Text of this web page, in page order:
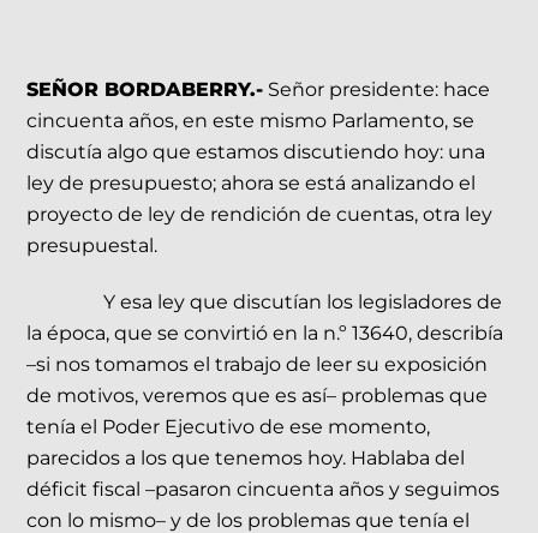
SEÑOR BORDABERRY.- Señor presidente: hace
cincuenta años, en este mismo Parlamento, se
discutía algo que estamos discutiendo hoy: una
ley de presupuesto; ahora se está analizando el
proyecto de ley de rendición de cuentas, otra ley
presupuestal.
Y esa ley que discutían los legisladores de
la época, que se convirtió en la n.º 13640, describía
–si nos tomamos el trabajo de leer su exposición
de motivos, veremos que es así– problemas que
tenía el Poder Ejecutivo de ese momento,
parecidos a los que tenemos hoy. Hablaba del
déficit fiscal –pasaron cincuenta años y seguimos
con lo mismo– y de los problemas que tenía el